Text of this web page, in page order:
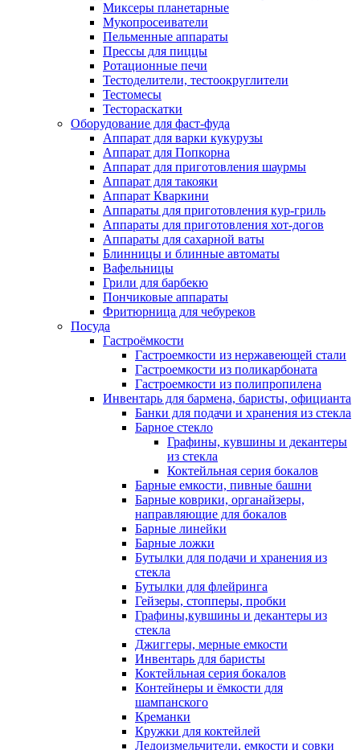
Миксеры планетарные
Мукопросеиватели
Пельменные аппараты
Прессы для пиццы
Ротационные печи
Тестоделители, тестоокруглители
Тестомесы
Тестораскатки
Оборудование для фаст-фуда
Аппарат для варки кукурузы
Аппарат для Попкорна
Аппарат для приготовления шаурмы
Аппарат для такояки
Аппарат Кваркини
Аппараты для приготовления кур-гриль
Аппараты для приготовления хот-догов
Аппараты для сахарной ваты
Блинницы и блинные автоматы
Вафельницы
Грили для барбекю
Пончиковые аппараты
Фритюрница для чебуреков
Посуда
Гастроёмкости
Гастроемкости из нержавеющей стали
Гастроемкости из поликарбоната
Гастроемкости из полипропилена
Инвентарь для бармена, баристы, официанта
Банки для подачи и хранения из стекла
Барное стекло
Графины, кувшины и декантеры
из стекла
Коктейльная серия бокалов
Барные емкости, пивные башни
Барные коврики, органайзеры,
направляющие для бокалов
Барные линейки
Барные ложки
Бутылки для подачи и хранения из
стекла
Бутылки для флейринга
Гейзеры, стопперы, пробки
Графины,кувшины и декантеры из
стекла
Джиггеры, мерные емкости
Инвентарь для баристы
Коктейльная серия бокалов
Контейнеры и ёмкости для
шампанского
Креманки
Кружки для коктейлей
Ледоизмельчители, емкости и совки